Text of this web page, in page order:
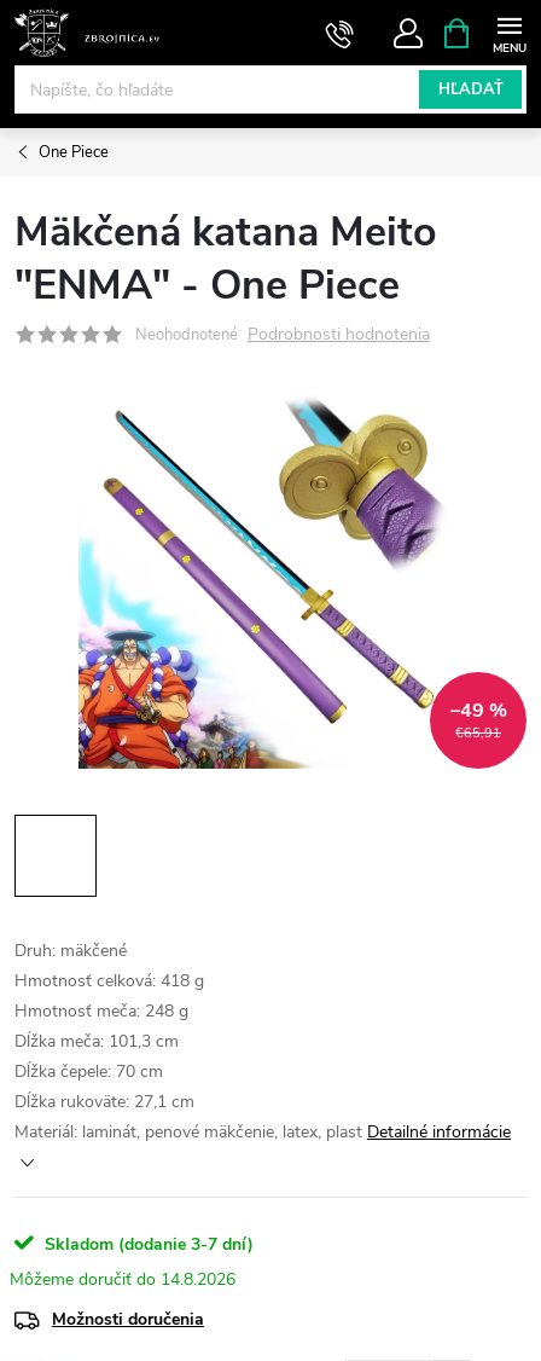
Prejsť
obsah
HĽADAŤ
KOŠÍK
One Piece
Mäkčená katana Meito
"ENMA" - One Piece
Neohodnotené Podrobnosti hodnotenia
€65,91
–49 %
Druh: mäkčené
Hmotnosť celková: 418 g
Hmotnosť meča: 248 g
Dĺžka meča: 101,3 cm
Dĺžka čepele: 70 cm
Dĺžka rukoväte: 27,1 cm
Materiál: laminát, penové mäkčenie, latex, plast Detailné informácie
Skladom (dodanie 3-7 dní)
14.8.2026
Možnosti doručenia